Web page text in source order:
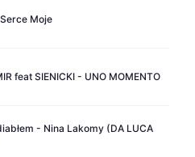
Moje
feat SIENICKI - UNO MOMENTO
- Nina Lakomy (DA LUCA